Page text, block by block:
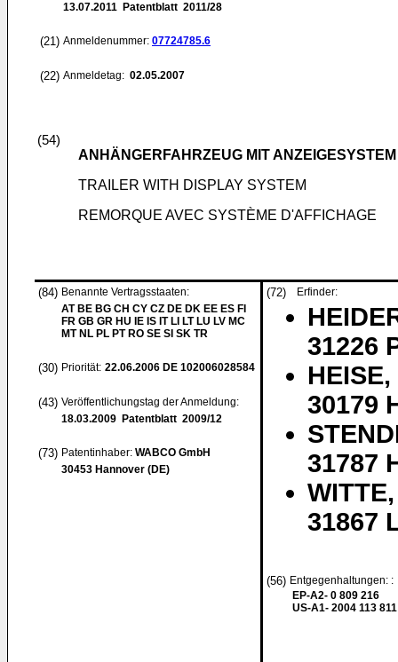
13.07.2011 Patentblatt 2011/28
(21) Anmeldenummer: 07724785.6
(22) Anmeldetag: 02.05.2007
(54)
ANHÄNGERFAHRZEUG MIT ANZEIGESYSTEM
TRAILER WITH DISPLAY SYSTEM
REMORQUE AVEC SYSTÈME D'AFFICHAGE
(84) Benannte Vertragsstaaten:
AT BE BG CH CY CZ DE DK EE ES FI
FR GB GR HU IE IS IT LI LT LU LV MC
MT NL PL PT RO SE SI SK TR
(30) Priorität: 22.06.2006 DE 102006028584
(43) Veröffentlichungstag der Anmeldung:
18.03.2009 Patentblatt 2009/12
(73) Patentinhaber: WABCO GmbH
30453 Hannover (DE)
(72) Erfinder:
31226
30179
31787
31867
(56) Entgegenhaltungen: :
EP-A2- 0 809 216
US-A1- 2004 113 811